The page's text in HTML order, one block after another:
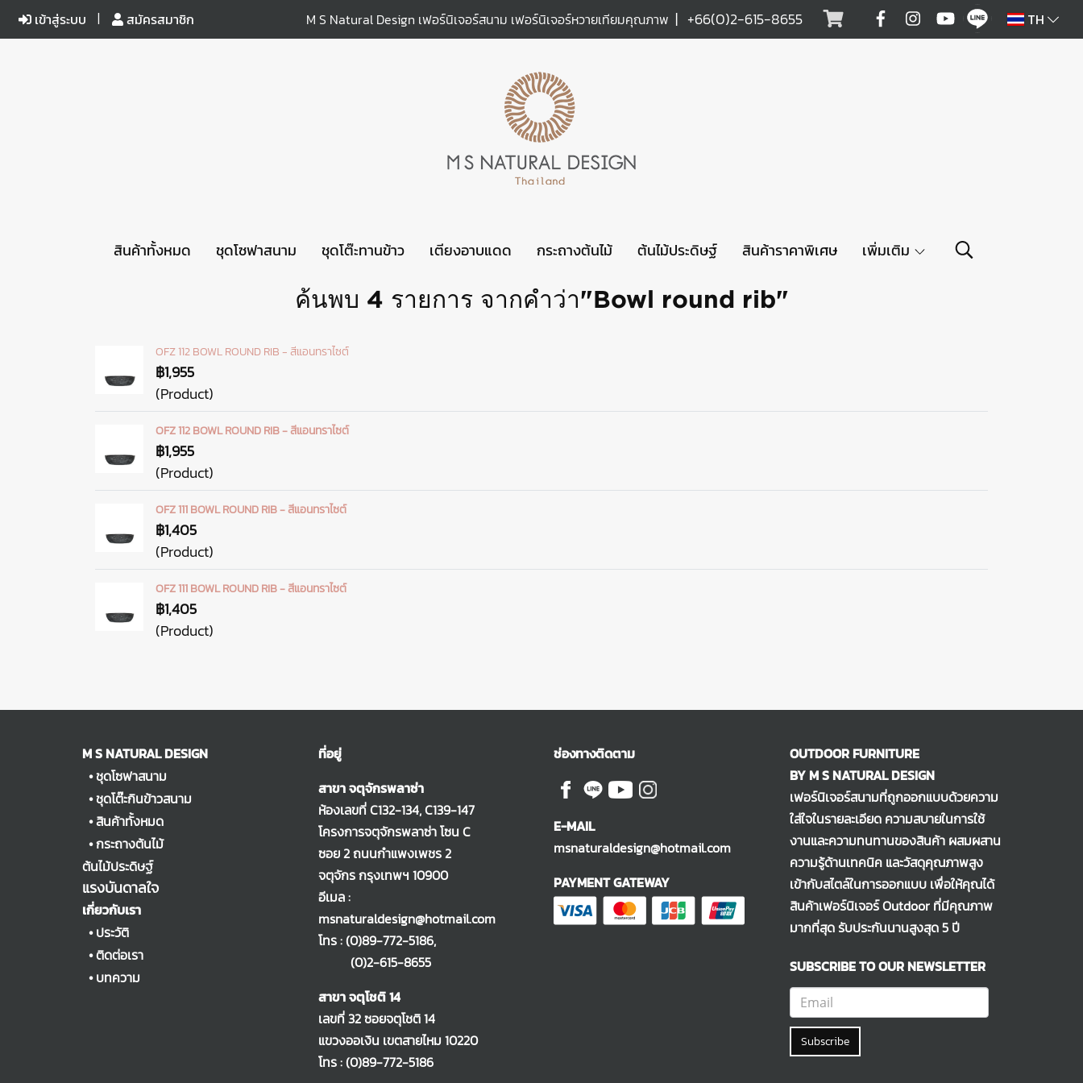
เข้าสู่ระบบ สมัครสมาชิก M S Natural Design เฟอร์นิเจอร์สนาม เฟอร์นิเจอร์หวายเทียมคุณภาพ | +66(0)2-615-8655 TH
สินค้าทั้งหมด ชุดโซฟาสนาม ชุดโต๊ะทานข้าว เตียงอาบแดด กระถางต้นไม้ ต้นไม้ประดิษฐ์ สินค้าราคาพิเศษ เพิ่มเติม
ค้นพบ 4 รายการ จากคำว่า"Bowl round rib"
OFZ 112 BOWL ROUND RIB - สีแอนทราไซต์
฿1,955
(Product)
OFZ 112 BOWL ROUND RIB - สีแอนทราไซต์
฿1,955
(Product)
OFZ 111 BOWL ROUND RIB - สีแอนทราไซต์
฿1,405
(Product)
OFZ 111 BOWL ROUND RIB - สีแอนทราไซต์
฿1,405
(Product)
M S NATURAL DESIGN
•ชุดโซฟาสนาม
•ชุดโต๊ะกินข้าวสนาม
•สินค้าทั้งหมด
•กระถางต้นไม้
ต้นไม้ประดิษฐ์
แรงบันดาลใจ
เกี่ยวกับเรา
•ประวัติ
•ติดต่อเรา
•บทความ
ที่อยู่
สาขา จตุจักรพลาซ่า
ห้องเลขที่ C132-134, C139-147
โครงการจตุจักรพลาซ่า โซน C
ซอย 2 ถนนกำแพงเพชร 2
จตุจักร กรุงเทพฯ 10900
อีเมล :
msnaturaldesign@hotmail.com
โทร :(0)89-772-5186,
(0)2-615-8655
สาขา จตุโชติ 14
เลขที่ 32 ซอยจตุโชติ 14
แขวงออเงิน เขตสายไหม 10220
โทร :(0)89-772-5186
ช่องทางติดตาม
E-MAIL
msnaturaldesign@hotmail.com
PAYMENT GATEWAY
OUTDOOR FURNITURE
BY M S NATURAL DESIGN
เฟอร์นิเจอร์สนามที่ถูกออกแบบด้วยความ
ใส่ใจในรายละเอียด ความสบายในการใช้
งานและความทนทานของสินค้า ผสมผสาน
ความรู้ด้านเทคนิค และวัสดุคุณภาพสูง
เข้ากับสไตล์ในการออกแบบ เพื่อให้คุณได้
สินค้าเฟอร์นิเจอร์ Outdoor ที่มีคุณภาพ
มากที่สุด รับประกันนานสูงสุด 5 ปี
SUBSCRIBE TO OUR NEWSLETTER
Subscribe